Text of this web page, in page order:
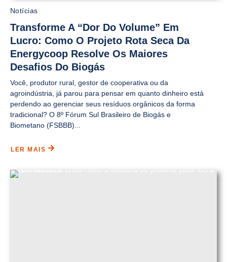
Notícias
Transforme A “Dor Do Volume” Em
Lucro: Como O Projeto Rota Seca Da
Energycoop Resolve Os Maiores
Desafios Do Biogás
Você, produtor rural, gestor de cooperativa ou da
agroindústria, já parou para pensar em quanto dinheiro está
perdendo ao gerenciar seus resíduos orgânicos da forma
tradicional? O 8º Fórum Sul Brasileiro de Biogás e
Biometano (FSBBB)...
LER MAIS